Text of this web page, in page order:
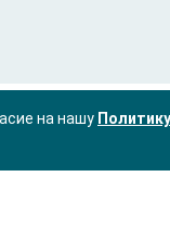
на нашу